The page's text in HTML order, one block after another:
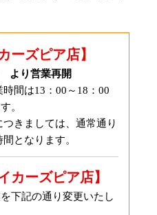
ーズピア店】
より営業再開
間は13：00～18：00
。
きましては、通常通り
となります。
カーズピア店】
下記の通り変更いたし